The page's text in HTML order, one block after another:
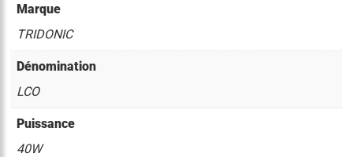
Marque
TRIDONIC
Dénomination
LCO
Puissance
40W